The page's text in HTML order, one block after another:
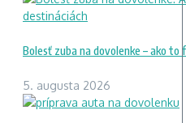
Bolesť zuba na dovolenke – ako to
5. augusta 2026